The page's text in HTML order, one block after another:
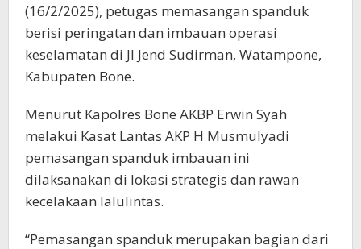
(16/2/2025), petugas memasangan spanduk
berisi peringatan dan imbauan operasi
keselamatan di Jl Jend Sudirman, Watampone,
Kabupaten Bone.
Menurut Kapolres Bone AKBP Erwin Syah
melakui Kasat Lantas AKP H Musmulyadi
pemasangan spanduk imbauan ini
dilaksanakan di lokasi strategis dan rawan
kecelakaan lalulintas.
“Pemasangan spanduk merupakan bagian dari